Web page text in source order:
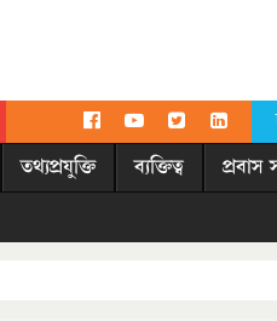
তথ্যপ্রযুক্তি ব্যক্তিত্ব প্রবাস